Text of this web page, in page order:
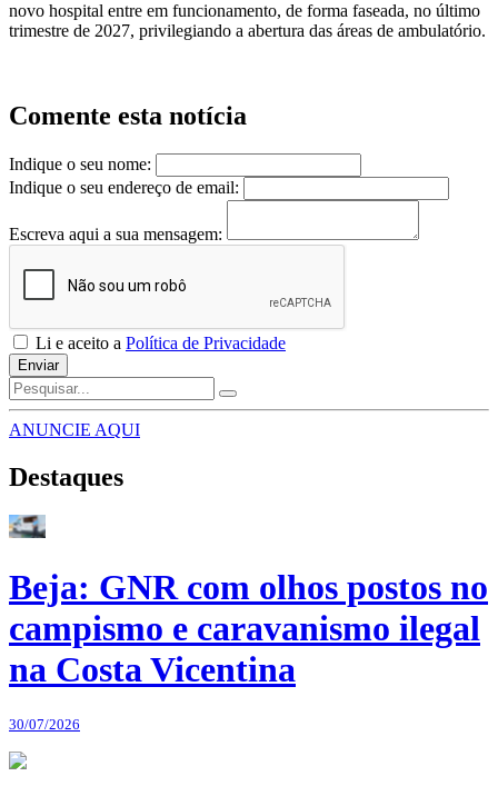
novo hospital entre em funcionamento, de forma faseada, no último
trimestre de 2027, privilegiando a abertura das áreas de ambulatório.
Comente esta notícia
Indique o seu nome:
Indique o seu endereço de email:
Escreva aqui a sua mensagem:
Li e aceito a Política de Privacidade
Enviar
ANUNCIE AQUI
Destaques
Beja: GNR com olhos postos no
campismo e caravanismo ilegal
na Costa Vicentina
30/07/2026